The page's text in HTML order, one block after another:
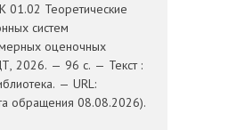
Теоретические
систем
оценочных
2026. — 96 с. — Текст :
— URL:
обращения 08.08.2026).